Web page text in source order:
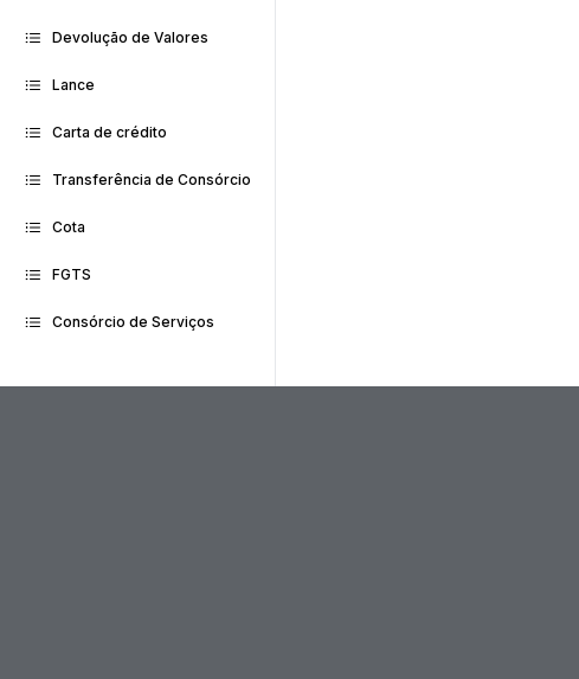
Devolução de Valores
Lance
Carta de crédito
Transferência de Consórcio
Cota
FGTS
Consórcio de Serviços